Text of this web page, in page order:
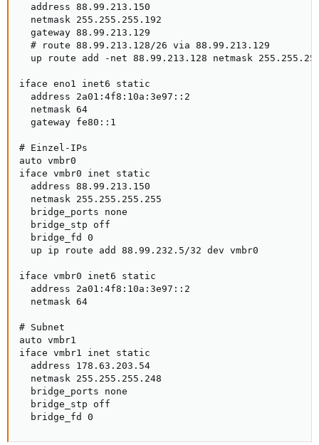
  address 88.99.213.150
  netmask 255.255.255.192
  gateway 88.99.213.129
  # route 88.99.213.128/26 via 88.99.213.129
up route add -net 88.99.213.128 netmask
iface eno1 inet6 static
  address 2a01:4f8:10a:3e97::2
  netmask 64
  gateway fe80::1
# Einzel-IPs
auto vmbr0
iface vmbr0 inet static
  address 88.99.213.150
  netmask 255.255.255.255
  bridge_ports none
  bridge_stp off
  bridge_fd 0
  up ip route add 88.99.232.5/32 dev vmbr0
iface vmbr0 inet6 static
  address 2a01:4f8:10a:3e97::2
  netmask 64
# Subnet
auto vmbr1
iface vmbr1 inet static
  address 178.63.203.54
  netmask 255.255.255.248
  bridge_ports none
  bridge_stp off
  bridge_fd 0